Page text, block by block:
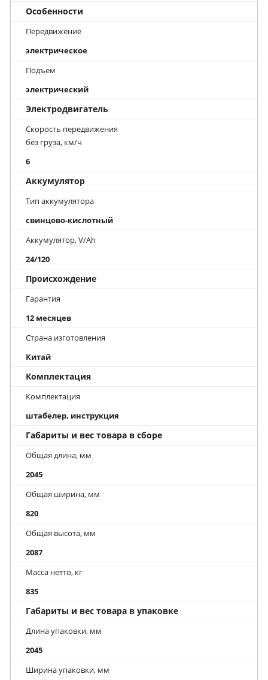
Особенности
Передвижение
электрическое
Подъем
электрический
Электродвигатель
Скорость передвижения
без груза, км/ч
6
Аккумулятор
Тип аккумулятора
свинцово-кислотный
Аккумулятор, V/Ah
24/120
Происхождение
Гарантия
12 месяцев
Страна изготовления
Китай
Комплектация
Комплектация
штабелер, инструкция
Габариты и вес товара в сборе
Общая длина, мм
2045
Общая ширина, мм
820
Общая высота, мм
2087
Масса нетто, кг
835
Габариты и вес товара в упаковке
Длина упаковки, мм
2045
Ширина упаковки, мм